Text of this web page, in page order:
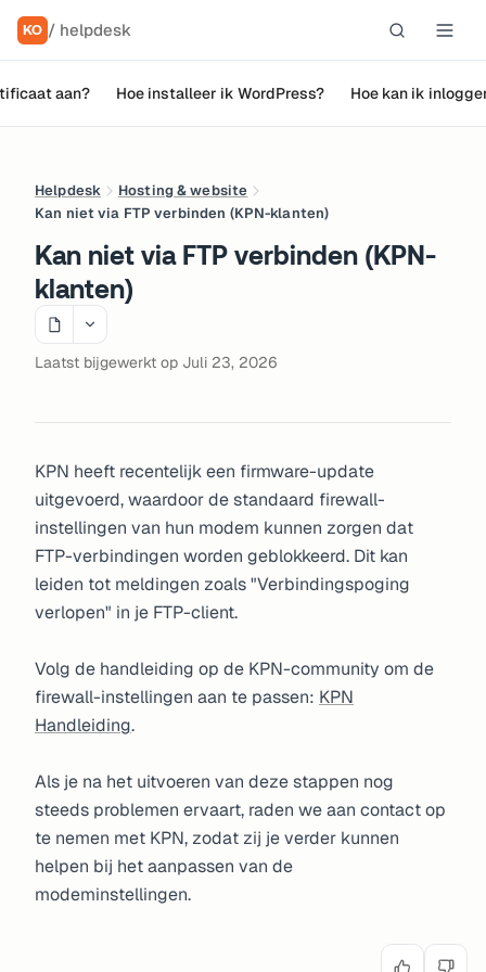
KO / helpdesk
aan? Hoe installeer ik WordPress? Hoe kan ik
Helpdesk
Hosting & website
Kan niet via FTP verbinden (KPN-klanten)
Kan niet via FTP verbinden (KPN-
klanten)
Laatst bijgewerkt op Juli 23, 2026
KPN heeft recentelijk een firmware-update
uitgevoerd, waardoor de standaard firewall-
instellingen van hun modem kunnen zorgen dat
FTP-verbindingen worden geblokkeerd. Dit kan
leiden tot meldingen zoals "Verbindingspoging
verlopen" in je FTP-client.
Volg de handleiding op de KPN-community om de
firewall-instellingen aan te passen: KPN
Handleiding.
Als je na het uitvoeren van deze stappen nog
steeds problemen ervaart, raden we aan contact op
te nemen met KPN, zodat zij je verder kunnen
helpen bij het aanpassen van de
modeminstellingen.